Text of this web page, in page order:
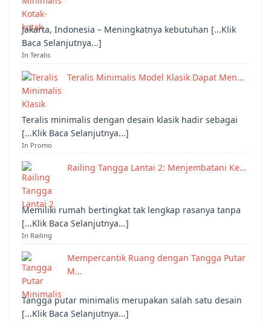
Jakarta, Indonesia – Meningkatnya kebutuhan [...Klik
Baca Selanjutnya...]
In Teralis
Teralis Minimalis Model Klasik Dapat Men…
Teralis minimalis dengan desain klasik hadir sebagai
[...Klik Baca Selanjutnya...]
In Promo
Railing Tangga Lantai 2: Menjembatani Ke…
Memiliki rumah bertingkat tak lengkap rasanya tanpa
[...Klik Baca Selanjutnya...]
In Railing
Mempercantik Ruang dengan Tangga Putar
M…
Tangga putar minimalis merupakan salah satu desain
[...Klik Baca Selanjutnya...]